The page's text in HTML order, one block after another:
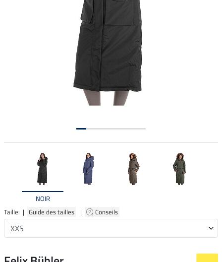
NOIR
Taille: | Guide des tailles | Conseils